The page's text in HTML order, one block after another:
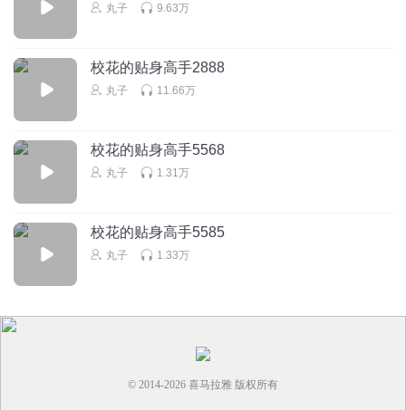
丸子 9.63万
校花的贴身高手2888
丸子 11.66万
校花的贴身高手5568
丸子 1.31万
校花的贴身高手5585
丸子 1.33万
© 2014-2026 喜马拉雅 版权所有